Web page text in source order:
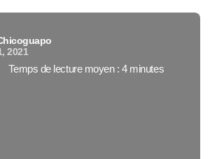
2021
Temps de lecture moyen : 4 minutes